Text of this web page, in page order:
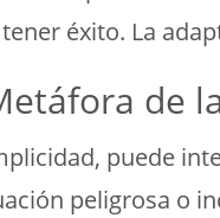
éxito. La
de
puede
peligrosa o